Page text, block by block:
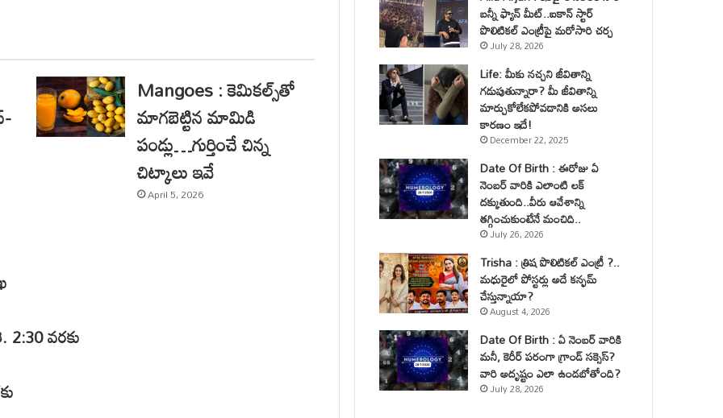
Mangoes : కెమికల్స్‌తో
మాగబెట్టిన మామిడి
పండ్లు…గుర్తించే చిన్న
చిట్కాలు ఇవే
April 5, 2026
వరకు
బన్నీ ఫ్యాన్ మీట్..ఐకాన్ స్టార్
పొలిటికల్ ఎంట్రీపై మరోసారి చర్చ
July 28, 2026
Life: మీకు నచ్చని జీవితాన్ని
గడుపుతున్నారా? మీ జీవితాన్ని
మార్చుకోలేకపోవడానికి అసలు
కారణం ఇదే!
December 22, 2025
Date Of Birth : ఈరోజు ఏ
నెంబర్ వారికి ఎలాంటి లక్
దక్కుతుంది..వీరు ఆవేశాన్ని
తగ్గించుకుంటేనే మంచిది..
July 26, 2026
Trisha : త్రిష పొలిటికల్ ఎంట్రీ ?..
మధురైలో పోస్టర్లు అదే కన్ఫమ్
చేస్తున్నాయా?
August 4, 2026
Date Of Birth : ఏ నెంబర్ వారికి
మనీ, కెరీర్ పరంగా గ్రాండ్ సక్సెస్?
వారి అదృష్టం ఎలా ఉండబోతోంది?
July 28, 2026